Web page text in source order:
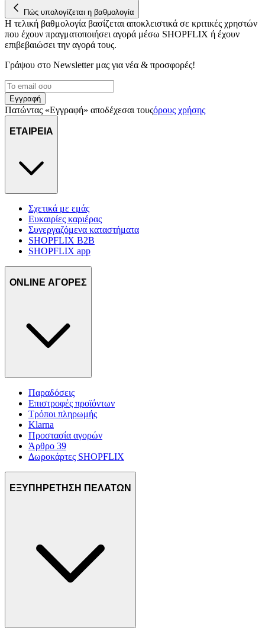
Πώς υπολογίζεται η βαθμολογία
Η τελική βαθμολογία βασίζεται αποκλειστικά σε κριτικές χρηστών
που έχουν πραγματοποιήσει αγορά μέσω SHOPFLIX ή έχουν
επιβεβαιώσει την αγορά τους.
Γράψου στο Νewsletter μας για νέα & προσφορές!
Εγγραφή
Πατώντας «Εγγραφή» αποδέχεσαι τουςόρους χρήσης
ΕΤΑΙΡΕΙΑ
Σχετικά με εμάς
Ευκαιρίες καριέρας
Συνεργαζόμενα καταστήματα
SHOPFLIX B2B
SHOPFLIX app
ONLINE ΑΓΟΡΕΣ
Παραδόσεις
Επιστροφές προϊόντων
Τρόποι πληρωμής
Klarna
Προστασία αγορών
Άρθρο 39
Δωροκάρτες SHOPFLIX
ΕΞΥΠΗΡΕΤΗΣΗ ΠΕΛΑΤΩΝ